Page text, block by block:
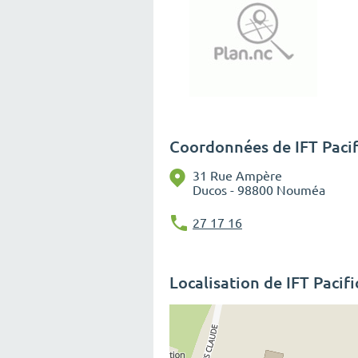
Coordonnées de IFT
31 Rue Ampère
Ducos - 98800 Nouméa
27 17 16
Localisation de IFT